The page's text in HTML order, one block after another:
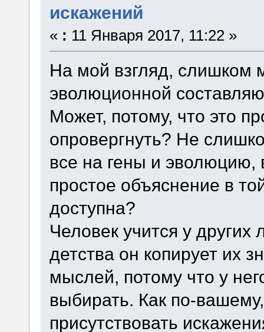
искажений
« : 11 Января 2017, 11:22 »
На мой взгляд, слишком
эволюционной
Может, потому, что это
опровергнуть? Не
все на гены и эволюцию,
простое объяснение в
доступна?
Человек учится у
детства он копирует их
мыслей, потому что у
выбирать. Как по-
присутствовать